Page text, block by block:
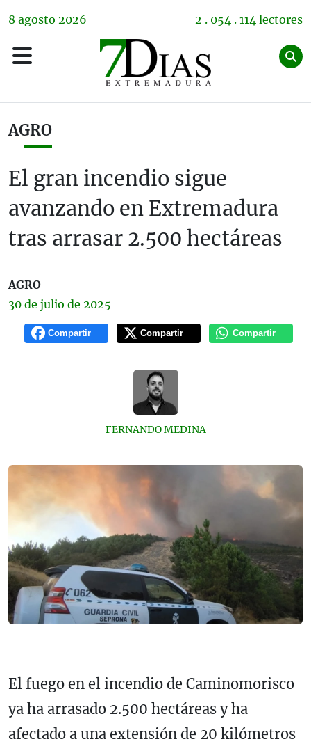
8 agosto 2026 2 . 054 . 114 lectores
AGRO
El gran incendio sigue
avanzando en Extremadura
tras arrasar 2.500 hectáreas
AGRO
30 de julio de 2025
Compartir Compartir Compartir
FERNANDO MEDINA
El fuego en el incendio de Caminomorisco
ya ha arrasado 2.500 hectáreas y ha
afectado a una extensión de 20 kilómetros